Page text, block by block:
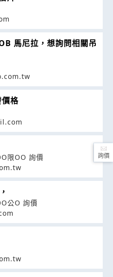
馬尼拉，想詢問相關吊
格
限OO 詢價
公O 詢價
詢價